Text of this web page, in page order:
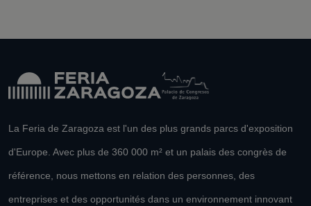
La Feria de Zaragoza est l'un des plus grands parcs d'exposition
d'Europe. Avec plus de 360 000 m² et un palais des congrès de
référence, nous mettons en relation des personnes, des
entreprises et des opportunités dans un environnement innovant